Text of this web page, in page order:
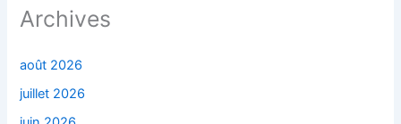
Archives
août 2026
juillet 2026